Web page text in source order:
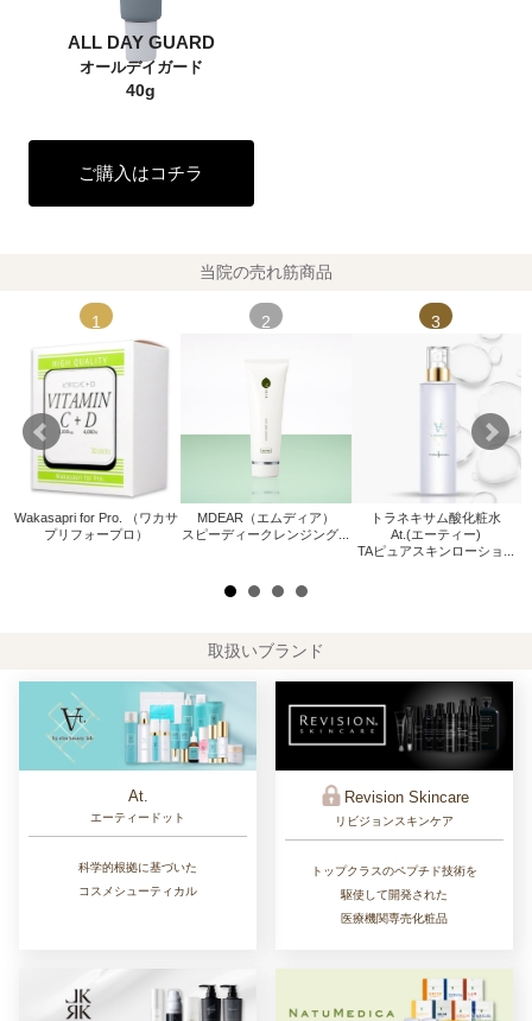
ALL DAY GUARD
オールデイガード
40g
ご購入はコチラ
当院の売れ筋商品
1
Wakasapri for Pro. （ワカサ
プリフォープロ）
2
MDEAR（エムディア）
スピーディークレンジング...
3
トラネキサム酸化粧水
At.(エーティー)
TAピュアスキンローショ...
取扱いブランド
At.
エーティードット
科学的根拠に基づいた
コスメシューティカル
Revision Skincare
リビジョンスキンケア
トップクラスのペプチド技術を
駆使して開発された
医療機関専売化粧品